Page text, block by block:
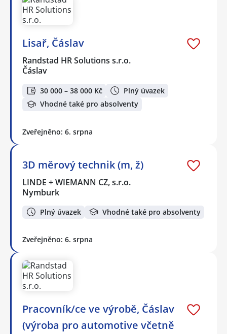
Lisař, Čáslav
Randstad HR Solutions s.r.o.
Čáslav
30 000 – 38 000 Kč
Plný úvazek
Vhodné také pro absolventy
Zveřejněno: 6. srpna
3D měrový technik (m, ž)
LINDE + WIEMANN CZ, s.r.o.
Nymburk
Plný úvazek Vhodné také pro absolventy
Zveřejněno: 6. srpna
Pracovník/ce ve výrobě, Čáslav
(výroba pro automotive včetně